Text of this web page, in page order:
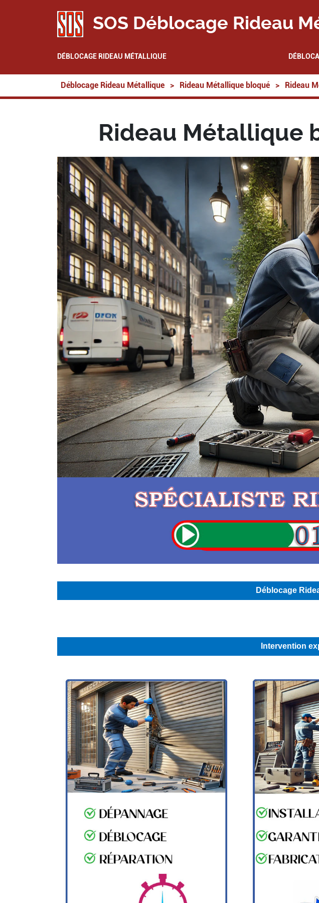
SOS Déblocage Rideau
DÉBLOCAGE RIDEAU MÉTALLIQUE
Déblocage Rideau Métallique > Rideau Métallique bloqué > Rideau
Rideau Métallique
Déblocage
Intervention